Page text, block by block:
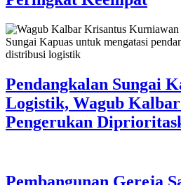
Pendangkalan Sungai
Logistik, Wagub
Pengerukan
Pembangunan Gereja